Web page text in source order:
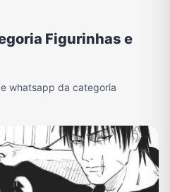
Figurinhas e
whatsapp da categoria